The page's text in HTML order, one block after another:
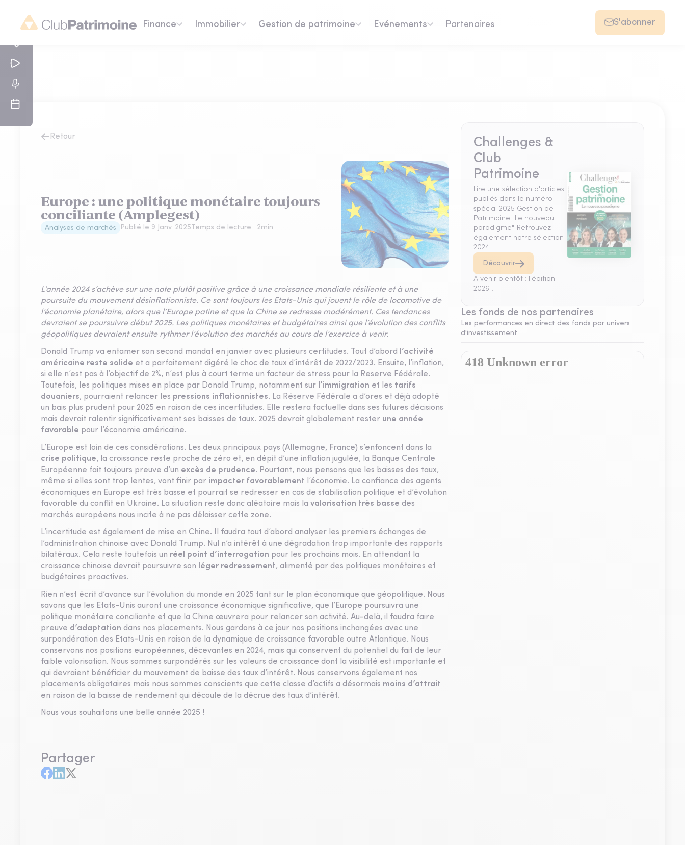
Finance Immobilier Gestion de patrimoine Evénements Partenaires S'abonner
Retour
Europe : une politique monétaire toujours
conciliante (Amplegest)
Analyses de marchés Publié le 9 Janv. 2025Temps de lecture : 2min
L’année 2024 s’achève sur une note plutôt positive grâce à une croissance mondiale résiliente et à une
poursuite du mouvement désinflationniste. Ce sont toujours les Etats-Unis qui jouent le rôle de locomotive de
l’économie planétaire, alors que l’Europe patine et que la Chine se redresse modérément. Ces tendances
devraient se poursuivre début 2025. Les politiques monétaires et budgétaires ainsi que l’évolution des conflits
géopolitiques devraient ensuite rythmer l’évolution des marchés au cours de l’exercice à venir.
Donald Trump va entamer son second mandat en janvier avec plusieurs certitudes. Tout d’abord
l’activité
américaine reste solide et a parfaitement digéré le choc de taux d’intérêt de 2022/2023. Ensuite, l’inflation,
si elle n’est pas à l’objectif de 2%, n’est plus à court terme un facteur de stress pour la Reserve Fédérale.
Toutefois, les politiques mises en place par Donald Trump, notamment sur l ’immigration et les tarifs
douaniers, pourraient relancer les pressions inflationnistes. La Réserve Fédérale a d’ores et déjà adopté
un bais plus prudent pour 2025 en raison de ces incertitudes. Elle restera factuelle dans ses futures décisions
mais devrait ralentir significativement ses baisses de taux. 2025 devrait globalement rester une année
favorable pour l’économie américaine.
L’Europe est loin de ces considérations. Les deux principaux pays (Allemagne, France) s’enfoncent dans la
crise politique, la croissance reste proche de zéro et, en dépit d’une inflation jugulée, la Banque Centrale
Européenne fait toujours preuve d’un excès de prudence. Pourtant, nous pensons que les baisses des taux,
même si elles sont trop lentes, vont finir par impacter favorablement l’économie. La confiance des agents
économiques en Europe est très basse et pourrait se redresser en cas de stabilisation politique et d’évolution
favorable du conflit en Ukraine. La situation reste donc aléatoire mais la valorisation très basse des
marchés européens nous incite à ne pas délaisser cette zone.
L’incertitude est également de mise en Chine. Il faudra tout d’abord analyser les premiers échanges de
l’administration chinoise avec Donald Trump. Nul n’a intérêt à une dégradation trop importante des rapports
bilatéraux. Cela reste toutefois un réel point d’interrogation pour les prochains mois. En attendant la
croissance chinoise devrait poursuivre son
léger redressement, alimenté par des politiques monétaires et
budgétaires proactives.
Rien n’est écrit d’avance sur l’évolution du monde en 2025 tant sur le plan économique que géopolitique. Nous
savons que les Etats-Unis auront une croissance économique significative, que l’Europe poursuivra une
politique monétaire conciliante et que la Chine œuvrera pour relancer son activité. Au-delà, il faudra faire
preuve d’adaptation dans nos placements. Nous gardons à ce jour nos positions inchangées avec une
surpondération des Etats-Unis en raison de la dynamique de croissance favorable outre Atlantique. Nous
conservons nos positions européennes, décevantes en 2024, mais qui conservent du potentiel du fait de leur
faible valorisation. Nous sommes surpondérés sur les valeurs de croissance dont la visibilité est importante et
qui devraient bénéficier du mouvement de baisse des taux d’intérêt. Nous conservons également nos
placements obligataires mais nous sommes conscients que cette classe d’actifs a désormais moins d’attrait
en raison de la baisse de rendement qui découle de la décrue des taux d’intérêt.
Nous vous souhaitons une belle année 2025 !
Partager
Challenges &
Club
Patrimoine
Lire une sélection d'articles
publiés dans le numéro
spécial 2025 Gestion de
Patrimoine "Le nouveau
paradigme". Retrouvez
également notre sélection
2024.
Découvrir
A venir bientôt : l'édition
2026 !
Les fonds de nos partenaires
Les performances en direct des fonds par univers
d'investissement